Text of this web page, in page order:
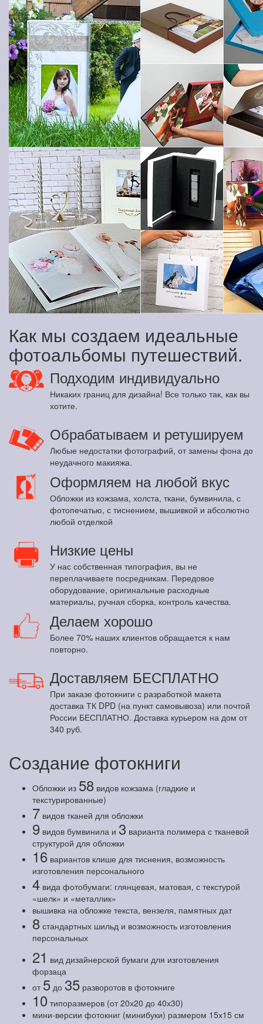
Как мы создаем идеальные
фотоальбомы путешествий.
Подходим индивидуально
Никаких границ для дизайна! Все только так, как вы
хотите.
Обрабатываем и ретушируем
Любые недостатки фотографий, от замены фона до
неудачного макияжа.
Оформляем на любой вкус
Обложки из кожзама, холста, ткани, бумвинила, с
фотопечатью, с тиснением, вышивкой и абсолютно
любой отделкой
Низкие цены
У нас собственная типография, вы не
переплачиваете посредникам. Передовое
оборудование, оригинальные расходные
материалы, ручная сборка, контроль качества.
Делаем хорошо
Более 70% наших клиентов обращается к нам
повторно.
Доставляем БЕСПЛАТНО
При заказе фотокниги с разработкой макета
доставка ТК DPD (на пункт самовывоза) или почтой
России БЕСПЛАТНО. Доставка курьером на дом от
340 руб.
Создание фотокниги
Обложки из 58 видов кожзама (гладкие и
текстурированные)
7 видов тканей для обложки
9 видов бумвинила и 3 варианта полимера с тканевой
структурой для обложки
16 вариантов клише для тиснения, возможность
изготовления персонального
4 вида фотобумаги: глянцевая, матовая, с текстурой
«шелк» и «металлик»
вышивка на обложке текста, вензеля, памятных дат
8 стандартных шильд и возможность изготовления
персональных
21 вид дизайнерской бумаги для изготовления
форзаца
от 5 до 35 разворотов в фотокниге
10 типоразмеров (от 20х20 до 40х30)
мини-версии фотокниг (минибуки) размером 15х15 см